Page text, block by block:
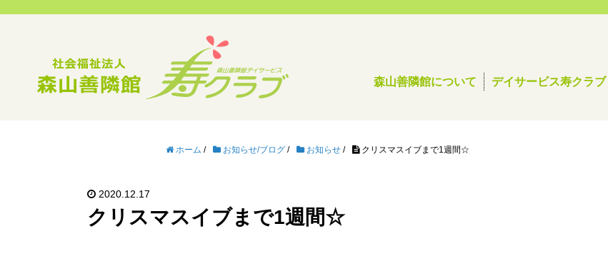
森山善隣館について デイサービス寿クラブ
ホーム / お知らせ/ブログ / お知らせ / クリスマスイブまで1週間☆
2020.12.17
クリスマスイブまで1週間☆